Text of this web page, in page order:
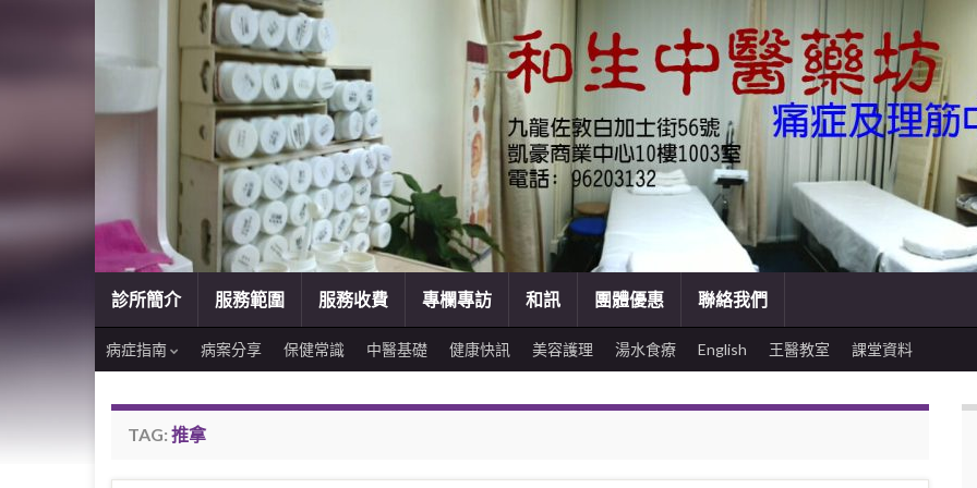
診所簡介 服務範圍 服務收費 專欄專訪 和訊 團體優惠 聯絡我們
病症指南 病案分享 保健常識 中醫基礎 健康快訊 美容護理 湯水食療 English 王醫教室 課堂資料
TAG: 推拿